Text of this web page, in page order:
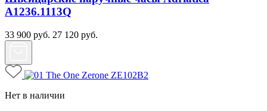
A1236.1113Q
33 900 руб. 27 120 руб.
Нет в наличии